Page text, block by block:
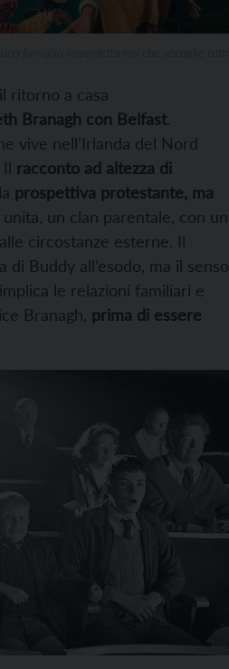
ritorno a casa
Branagh con Belfast.
vive nell’Irlanda del Nord
racconto ad altezza di
prospettiva protestante, ma
un clan parentale, con un
circostanze esterne. Il
Buddy all’esodo, ma il senso
le relazioni familiari e
Branagh, prima di essere